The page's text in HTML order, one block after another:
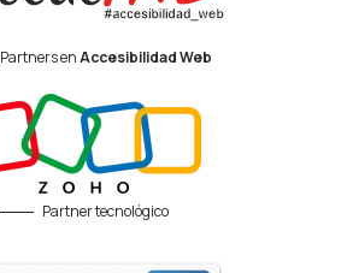
Partners enAccesibilidad Web
Partner tecnológico